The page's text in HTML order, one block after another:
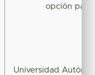
opción para
Universidad